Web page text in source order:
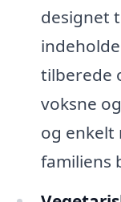
designet
tilberede
voksne
og enkelt
familiens